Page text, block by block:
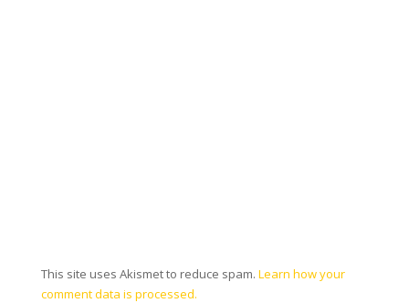
This site uses Akismet to reduce spam. Learn how your
comment data is processed.